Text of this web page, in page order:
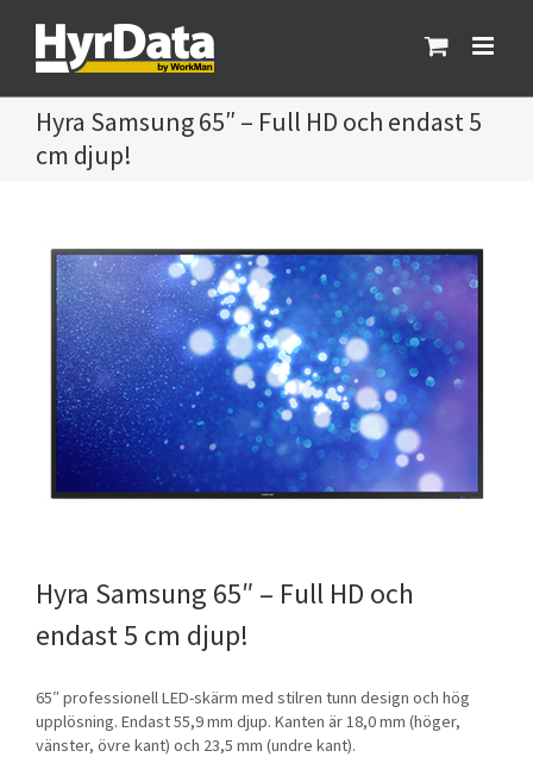
innehållet
Samsung 65″ – Full HD och endast 5
cm djup!
Samsung 65″ – Full HD och
endast 5 cm djup!
65″ professionell LED-skärm med stilren tunn design och hög
upplösning. Endast 55,9 mm djup. Kanten är 18,0 mm (höger,
vänster, övre kant) och 23,5 mm (undre kant).